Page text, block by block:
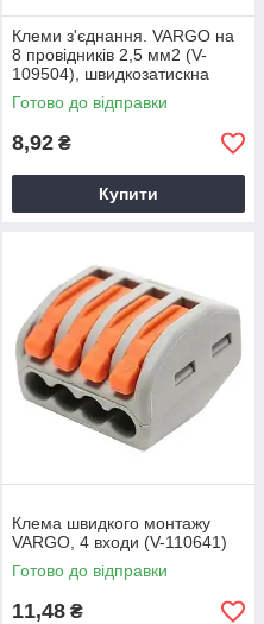
Клеми з'єднання. VARGO на
8 провідників 2,5 мм2 (V-
109504), швидкозатискна
клема для електропроводки
Готово до відправки
8,92 ₴
Купити
Клема швидкого монтажу
VARGO, 4 входи (V-110641)
Готово до відправки
11,48 ₴